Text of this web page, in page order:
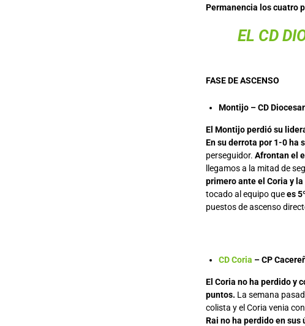
Permanencia los cuatro
EL CD
FASE DE ASCENSO
Montijo – CD
El Montijo perdió su
En su derrota por 1-0 ha
perseguidor. Afrontan el
llegamos a la mitad de
primero ante el Coria y
tocado al equipo quees
puestos de ascenso
CD Coria – CP
El Coria no ha perdido y
puntos. La semana
colista y el Coria venia
Rai no ha perdido en